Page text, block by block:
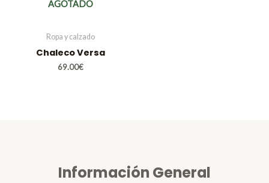
AGOTADO
Ropa y calzado
Chaleco Versa
69.00€
Información General